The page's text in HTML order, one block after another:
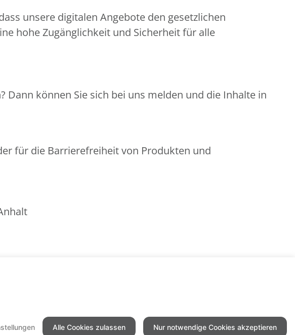
unsere digitalen Angebote den gesetzlichen
hohe Zugänglichkeit und Sicherheit für alle
Dann können Sie sich bei uns melden und die Inhalte in
für die Barrierefreiheit von Produkten und
Alle Cookies zulassen Nur notwendige Cookies akzeptieren